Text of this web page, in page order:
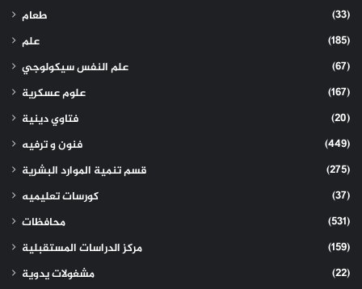
طعام
(33)
علم
(185)
علم النفس سيكولوجي
(67)
علوم عسكرية
(167)
فتاوي دينية
(20)
فنون و ترفيه
(449)
قسم تنمية الموارد البشرية
(275)
كورسات تعليميه
(37)
محافظات
(531)
مركز الدراسات المستقبلية
(159)
مشغولات يدوية
(22)